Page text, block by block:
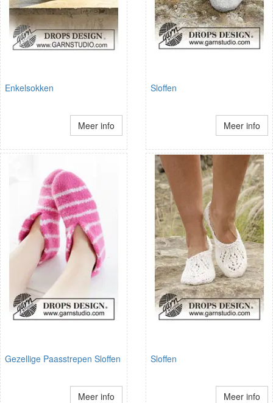
Enkelsokken
Meer info
Sloffen
Meer info
Gezellige Paasstrepen Sloffen
Meer info
Sloffen
Meer info